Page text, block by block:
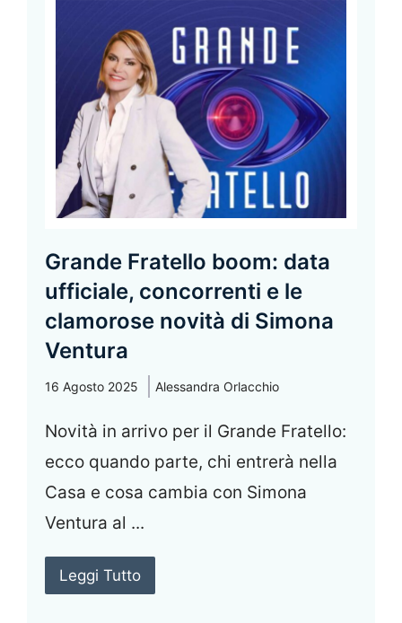
Grande Fratello boom: data
ufficiale, concorrenti e le
clamorose novità di Simona
Ventura
16 Agosto 2025 Alessandra Orlacchio
Novità in arrivo per il Grande Fratello:
ecco quando parte, chi entrerà nella
Casa e cosa cambia con Simona
Ventura al ...
Leggi Tutto